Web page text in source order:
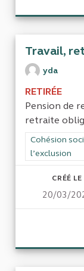
Travail,
yda
RETIRÉE
Pension de
retraite
Filtrer les
Cohésion
l’exclusion
CRÉÉ LE
20/03/